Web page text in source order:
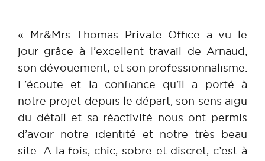
« Mr&Mrs Thomas Private Office a vu le
jour grâce à l’excellent travail de Arnaud,
son dévouement, et son professionnalisme.
L’écoute et la confiance qu’il a porté à
notre projet depuis le départ, son sens aigu
du détail et sa réactivité nous ont permis
d’avoir notre identité et notre très beau
site. A la fois, chic, sobre et discret, c’est à